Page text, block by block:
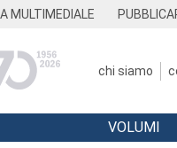
MULTIMEDIALE
chi siamo
VOLUMI